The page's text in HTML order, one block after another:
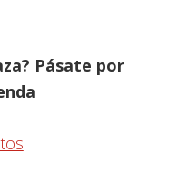
Pásate por